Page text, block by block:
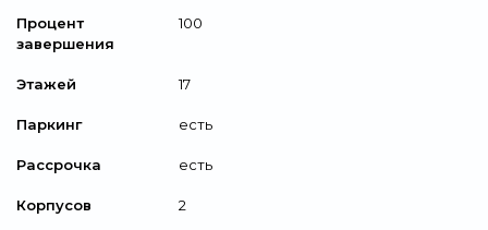
Процент
завершения
100
Этажей 17
Паркинг есть
Рассрочка есть
Корпусов 2